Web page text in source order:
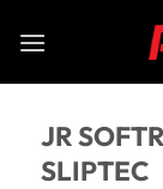
JR
SLIPTEC